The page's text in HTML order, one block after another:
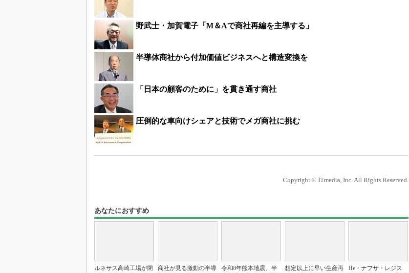
野武士・加賀電子「M＆Aで商社再編を主導する」
半導体商社から付加価値ビジネスへと構造変換を
「日本の顧客のために」を貫き通す商社
圧倒的な車向けシェアと技術でメガ商社に挑む
Copyright © ITmedia, Inc. All Rights Reserved.
あなたにおすすめ
ルネサス高崎工場が閉
商社が見る激動の半導
令和8年熊本地震、半
想定以上に早い生産再
He・ナフサ・レジス